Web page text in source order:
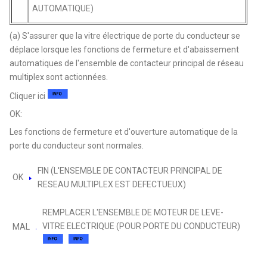
AUTOMATIQUE)
(a) S'assurer que la vitre électrique de porte du conducteur se
déplace lorsque les fonctions de fermeture et d'abaissement
automatiques de l'ensemble de contacteur principal de réseau
multiplex sont actionnées.
Cliquer ici
OK:
Les fonctions de fermeture et d'ouverture automatique de la
porte du conducteur sont normales.
OK
FIN (L'ENSEMBLE DE CONTACTEUR PRINCIPAL DE
RESEAU MULTIPLEX EST DEFECTUEUX)
MAL
REMPLACER L'ENSEMBLE DE MOTEUR DE LEVE-
VITRE ELECTRIQUE (POUR PORTE DU CONDUCTEUR)